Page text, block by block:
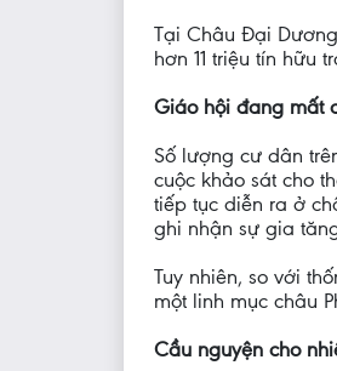
Tại Châu Đại
hơn 11 triệu tín hữu
Giáo hội đang mất
Số lượng cư dân
cuộc khảo sát cho
tiếp tục diễn ra ở
ghi nhận sự gia
Tuy nhiên, so với
một linh mục châu
Cầu nguyện cho